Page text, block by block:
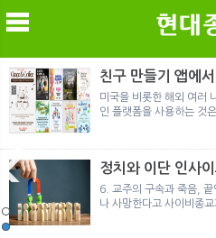
메
친구 만들기 앱에
경험한 9개월 포섭
미국을 비롯한 해외 여러
인 플랫폼을 사용하는 것
정치와 이단 인사
6. 교주의 구속과 죽음, 끝
나 사망한다고 사이비종